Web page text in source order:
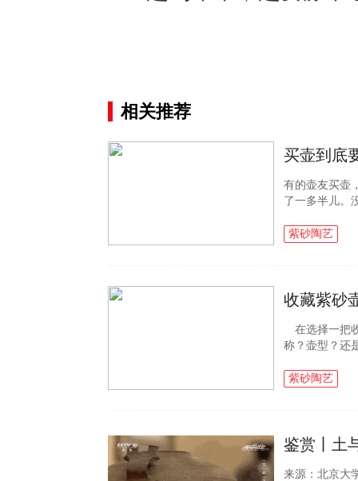
相关推荐
买壶到底
有的壶友买壶
了一多半儿。
清》 许卫中买
紫砂陶艺
收藏紫砂
在选择一把
称？壶型？还
我们都知道
紫砂陶艺
鉴赏丨土
来源：北京